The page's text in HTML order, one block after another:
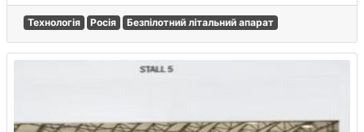
Технологія Росія Безпілотний літальний апарат